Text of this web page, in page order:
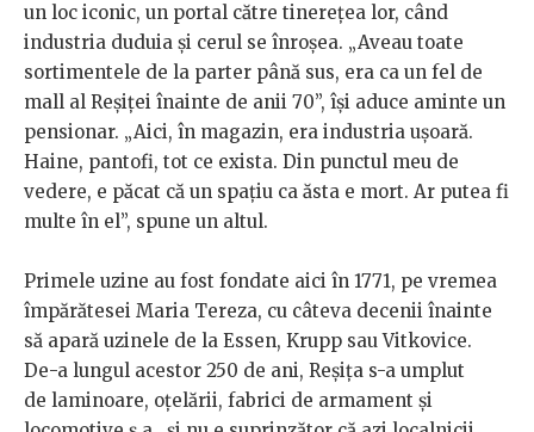
un loc iconic, un portal către tinerețea lor, când
industria duduia și cerul se înroșea. „Aveau toate
sortimentele de la parter până sus, era ca un fel de
mall al Reșiței înainte de anii 70”, își aduce aminte un
pensionar. „Aici, în magazin, era industria ușoară.
Haine, pantofi, tot ce exista. Din punctul meu de
vedere, e păcat că un spațiu ca ăsta e mort. Ar putea fi
multe în el”, spune un altul.
Primele uzine au fost fondate aici în 1771, pe vremea
împărătesei Maria Tereza, cu câteva decenii înainte
să apară uzinele de la Essen, Krupp sau Vitkovice.
De-a lungul acestor 250 de ani, Reșița s-a umplut
de laminoare, oțelării, fabrici de armament și